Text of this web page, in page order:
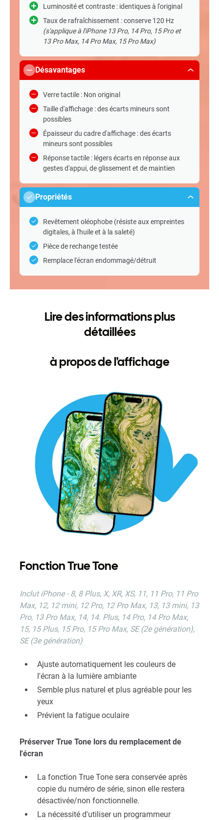
Luminosité et contraste : identiques à l'original
Taux de rafraîchissement : conserve 120 Hz
(s'applique à l'iPhone 13 Pro, 14 Pro, 15 Pro et
13 Pro Max, 14 Pro Max, 15 Pro Max)
Désavantages
Verre tactile : Non original
Taille d'affichage : des écarts mineurs sont
possibles
Épaisseur du cadre d'affichage : des écarts
mineurs sont possibles
Réponse tactile : légers écarts en réponse aux
gestes d'appui, de glissement et de maintien
Propriétés
Revêtement oléophobe (résiste aux empreintes
digitales, à l'huile et à la saleté)
Pièce de rechange testée
Remplace l'écran endommagé/détruit
Lire des informations plus
détaillées
à propos de l'affichage
Fonction True Tone
Inclut iPhone - 8, 8 Plus, X, XR, XS, 11, 11 Pro, 11 Pro
Max, 12, 12 mini, 12 Pro, 12 Pro Max, 13, 13 mini, 13
Pro, 13 Pro Max, 14, 14. Plus, 14 Pro, 14 Pro Max,
15, 15 Plus, 15 Pro, 15 Pro Max, SE (2e génération),
SE (3e génération)
Ajuste automatiquement les couleurs de
l'écran à la lumière ambiante
Semble plus naturel et plus agréable pour les
yeux
Prévient la fatigue oculaire
Préserver True Tone lors du remplacement de
l'écran
La fonction True Tone sera conservée après
copie du numéro de série, sinon elle restera
désactivée/non fonctionnelle.
La nécessité d'utiliser un programmeur